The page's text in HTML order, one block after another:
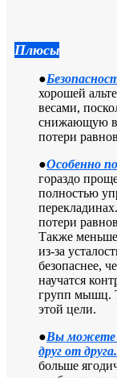
Плюсы
●
хорошей
весами,
снижающую
потери
●Особенно
гораздо
полностью
потери
Также меньше
из-за
безопаснее,
научатся
групп мышц.
этой цели.
●Вы можете
друг от друга.
больше